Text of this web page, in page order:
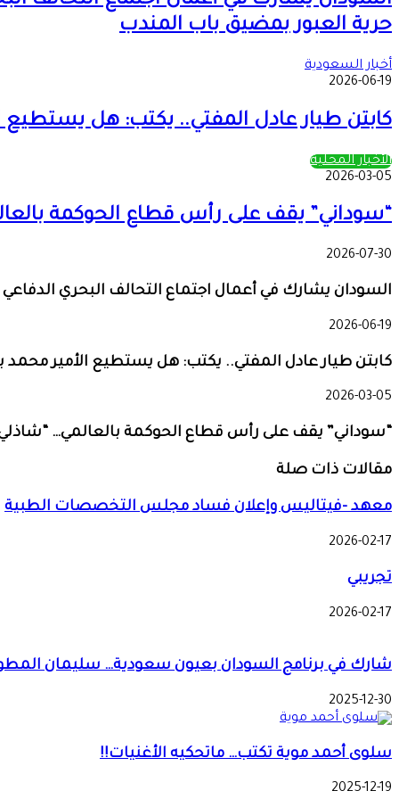
حرية العبور بمضيق باب المندب
أخبار السعودية
2026-06-19
كابتن طيار عادل المفتي.. يكتب: هل يستطيع
الأخبار المحلية
2026-03-05
“سوداني” يقف على رأس قطاع الحوكمة
2026-07-30
السودان يشارك في أعمال اجتماع التحالف البحري
2026-06-19
كابتن طيار عادل المفتي.. يكتب: هل يستطيع الأمير محمد
2026-03-05
“سوداني” يقف على رأس قطاع الحوكمة بالعالمي…
مقالات ذات صلة
معهد -فيتاليس وإعلان فساد مجلس التخصصات الطبية
2026-02-17
تجريبي
2026-02-17
شارك في برنامج السودان بعيون سعودية… سليمان
2025-12-30
سلوى أحمد موية تكتب… ماتحكيه الأغنيات!!
2025-12-19